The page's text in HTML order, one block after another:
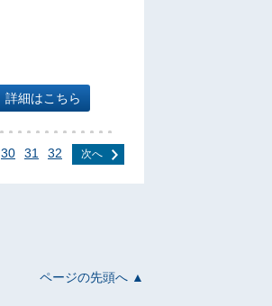
詳細はこちら
30 31 32 次へ
ページの先頭へ ▲